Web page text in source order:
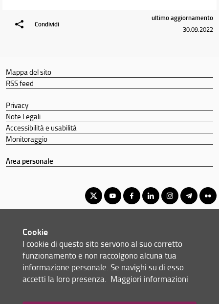
Condividi
ultimo aggiornamento
30.09.2022
Mappa del sito
RSS feed
Privacy
Note Legali
Accessibilità e usabilità
Monitoraggio
Area personale
© Copyright 2012-2026 Università degli Studi di Firenze UNIFI
P.IVA/Cod.Fis 01279680480
Scuola di Scienze Politiche 'Cesare Alfieri' - Via delle Pandette, 32 -
50127 Firenze (FI)
Cookie
I cookie di questo sito servono al suo corretto
funzionamento e non raccolgono alcuna tua
informazione personale. Se navighi su di esso
accetti la loro presenza. Maggiori informazioni